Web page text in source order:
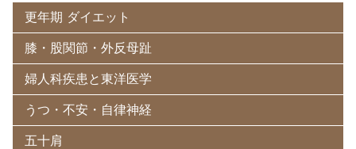
更年期 ダイエット
膝・股関節・外反母趾
婦人科疾患と東洋医学
うつ・不安・自律神経
五十肩